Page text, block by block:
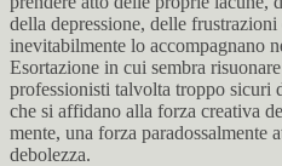
della depressione, delle frustrazioni
inevitabilmente lo accompagnano
Esortazione in cui sembra
professionisti talvolta troppo sicuri
che si affidano alla forza creativa
mente, una forza paradossalmente
debolezza.